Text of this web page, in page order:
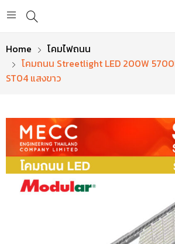
Home
โคมไฟถนน
โคมถนน Streetlight LED 200W
ST04 แสงขาว